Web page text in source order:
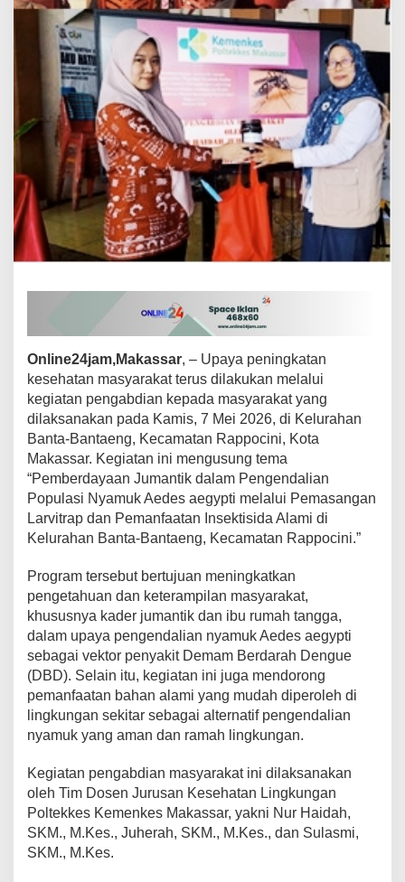
e
i
a
n
P
o
p
u
l
a
s
i
y
m
u
k
e
d
e
s
e
g
y
p
t
e
l
a
i
P
e
m
a
s
n
g
a
n
L
Online24jam,Makassar, – Upaya peningkatan
kesehatan masyarakat terus dilakukan melalui
kegiatan pengabdian kepada masyarakat yang
dilaksanakan pada Kamis, 7 Mei 2026, di Kelurahan
Banta-Bantaeng, Kecamatan Rappocini, Kota
Makassar. Kegiatan ini mengusung tema
“Pemberdayaan Jumantik dalam Pengendalian
Populasi Nyamuk Aedes aegypti melalui Pemasangan
Larvitrap dan Pemanfaatan Insektisida Alami di
Kelurahan Banta-Bantaeng, Kecamatan Rappocini.”
Program tersebut bertujuan meningkatkan
pengetahuan dan keterampilan masyarakat,
khususnya kader jumantik dan ibu rumah tangga,
dalam upaya pengendalian nyamuk Aedes aegypti
sebagai vektor penyakit Demam Berdarah Dengue
(DBD). Selain itu, kegiatan ini juga mendorong
pemanfaatan bahan alami yang mudah diperoleh di
lingkungan sekitar sebagai alternatif pengendalian
nyamuk yang aman dan ramah lingkungan.
Kegiatan pengabdian masyarakat ini dilaksanakan
oleh Tim Dosen Jurusan Kesehatan Lingkungan
Poltekkes Kemenkes Makassar, yakni Nur Haidah,
SKM., M.Kes., Juherah, SKM., M.Kes., dan Sulasmi,
SKM., M.Kes.